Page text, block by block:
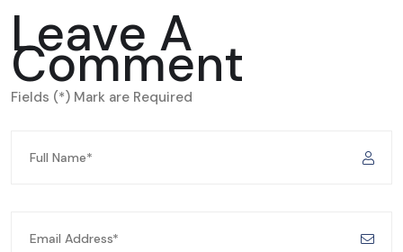
Leave A
Comment
Fields (*) Mark are Required